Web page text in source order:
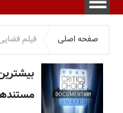
صفحه اصلی فیلم